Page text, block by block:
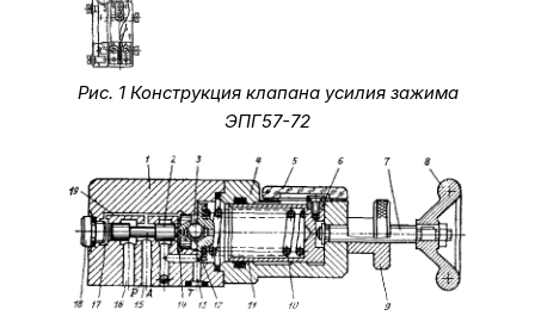
Рис. 1 Конструкция клапана усилия зажима
ЭПГ57-72